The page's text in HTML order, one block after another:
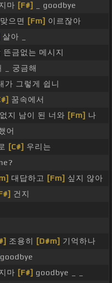
마 [F#]
_ goodbye
맞으면 [Fm] 이르잖아
살아 _
뜬금없는 메시지
_ 궁금해
가 그렇게 쉽니
꿈속에서
지 남이 된 너와 [Fm] 나
어
[C#] 우리는
대답하고 [Fm] 싶지 않아
건지
조용히 [D#m] 기억하나
goodbye
마 [F#] goodbye _ _